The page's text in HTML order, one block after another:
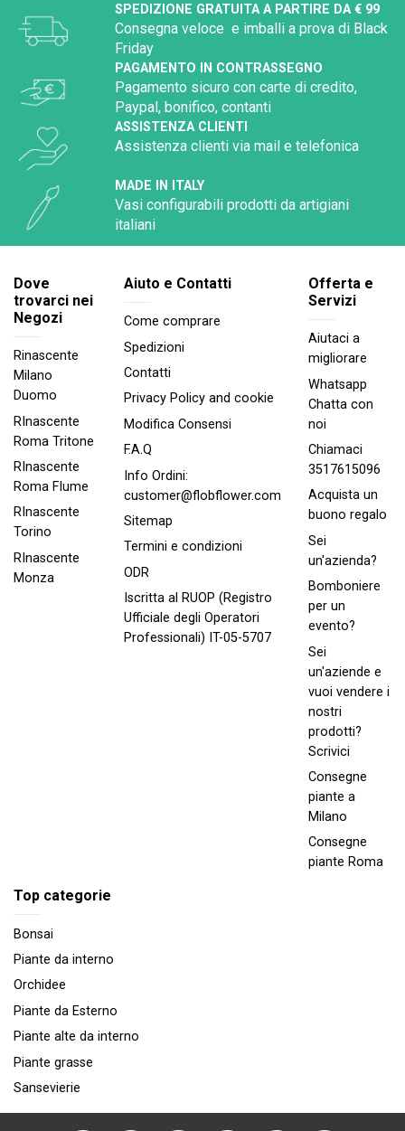
SPEDIZIONE GRATUITA A PARTIRE DA € 99
Consegna veloce e imballi a prova di Black
Friday
PAGAMENTO IN CONTRASSEGNO
Pagamento sicuro con carte di credito,
Paypal, bonifico, contanti
ASSISTENZA CLIENTI
Assistenza clienti via mail e telefonica
MADE IN ITALY
Vasi configurabili prodotti da artigiani
italiani
Dove
trovarci nei
Negozi
Rinascente
Milano
Duomo
RInascente
Roma Tritone
RInascente
Roma FIume
RInascente
Torino
RInascente
Monza
Aiuto e Contatti
Come comprare
Spedizioni
Contatti
Privacy Policy and cookie
Modifica Consensi
F.A.Q
Info Ordini:
customer@flobflower.com
Sitemap
Termini e condizioni
ODR
Iscritta al RUOP (Registro
Ufficiale degli Operatori
Professionali) IT-05-5707
Offerta e
Servizi
Aiutaci a
migliorare
Whatsapp
Chatta con
noi
Chiamaci
3517615096
Acquista un
buono regalo
Sei
un'azienda?
Bomboniere
per un
evento?
Sei
un'aziende e
vuoi vendere i
nostri
prodotti?
Scrivici
Consegne
piante a
Milano
Consegne
piante Roma
Top categorie
Bonsai
Piante da interno
Orchidee
Piante da Esterno
Piante alte da interno
Piante grasse
Sansevierie